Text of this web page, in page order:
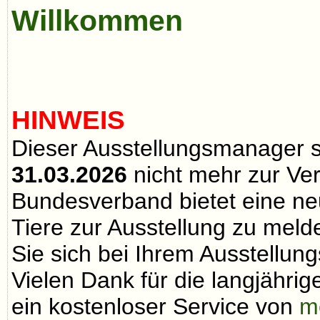
Willkommen
HINWEIS
Dieser Ausstellungsmanager
31.03.2026 nicht mehr zur
Bundesverband bietet eine
Tiere zur Ausstellung zu
Sie sich bei Ihrem
Vielen Dank für die
ein kostenloser Service von